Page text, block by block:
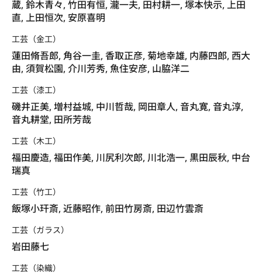
蔵, 鈴木青々, 竹田有恒, 瀧一夫, 田村耕一, 塚本快示, 上田
直, 上田恒次, 安原喜明
工芸（金工）
蓮田脩吾郎, 角谷一圭, 香取正彦, 菊地幸雄, 内藤四郎, 西大
由, 須賀松園, 介川芳秀, 魚住安彦, 山脇洋二
工芸（漆工）
磯井正美, 増村益城, 中川哲哉, 岡田章人, 音丸寛, 音丸淳,
音丸耕堂, 田所芳哉
工芸（木工）
福田慶造, 福田作美, 川尻利次郎, 川北浩一, 黒田辰秋, 中台
瑞真
工芸（竹工）
飯塚小玕斎, 近藤昭作, 前田竹房斎, 田辺竹雲斎
工芸（ガラス）
岩田藤七
工芸（染織）